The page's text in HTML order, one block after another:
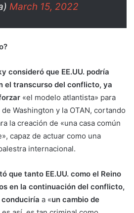
March 15, 2022
consideró que EE.UU. podría
el transcurso del conflicto, ya
«el modelo atlantista» para
Washington y la OTAN, cortando
la creación de «una casa común
capaz de actuar como una
internacional.
que tanto EE.UU. como el Reino
en la continuación del conflicto,
conduciría a «un cambio de